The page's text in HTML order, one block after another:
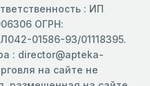
: ИП
ОГРН:
01586-93/01118395.
: director@apteka-
на сайте не